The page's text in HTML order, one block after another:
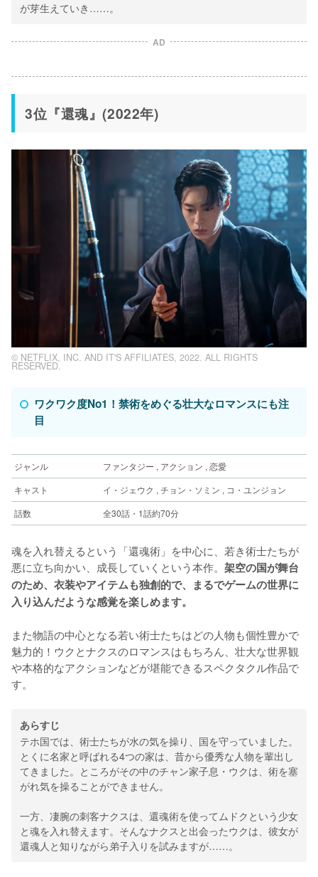
が芽生えていき……。
AD
3位『還魂』(2022年)
© NETFLIX, INC. AND IT'S AFFILIATES, 2022. ALL RIGHTS
RESERVED.
ワクワク度No1！禁術をめぐる壮大なロマンスにも注
目
ジャンル
ファンタジー , アクション , 恋愛
キャスト
イ・ジェウク , チョン・ソミン , コ・ユンジョン
話数
全30話・1話約70分
魂を入れ替えるという「還魂術」を中心に、若き術士たちが
悪に立ち向かい、成長していくという本作。 架空の国が舞台
のため、衣装やアイテムも独創的で、まるでゲームの世界に
入り込んだような感覚を楽しめます。
また物語の中心となる若い術士たちはどの人物も個性豊かで
魅力的！ウクとナクスのロマンスはもちろん、壮大な世界観
や本格的なアクションなどが堪能できるスペクタクル作品で
す。
あらすじ
テホ国では、術士たちが水の気を操り、国を守っていました。
とくに名家と呼ばれる4つの家は、昔から優秀な人物を輩出し
てきました。ところがその中のチャン家子息・ウクは、術を塞
がれ気を操ることができません。
一方、凄腕の刺客ナクスは、還魂術を使ってムドクという少女
と魂を入れ替えます。そんなナクスと出会ったウクは、彼女が
還魂人と知りながら弟子入りを試みますが……。